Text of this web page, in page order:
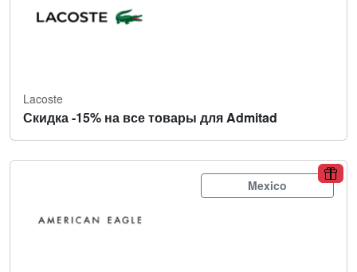
Lacoste
Скидка -15% на все товары для Admitad
Mexico